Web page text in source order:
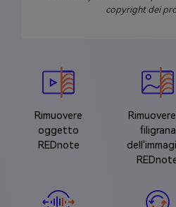
copyright dei
Rimuovere
oggetto
REDnote
filigrana